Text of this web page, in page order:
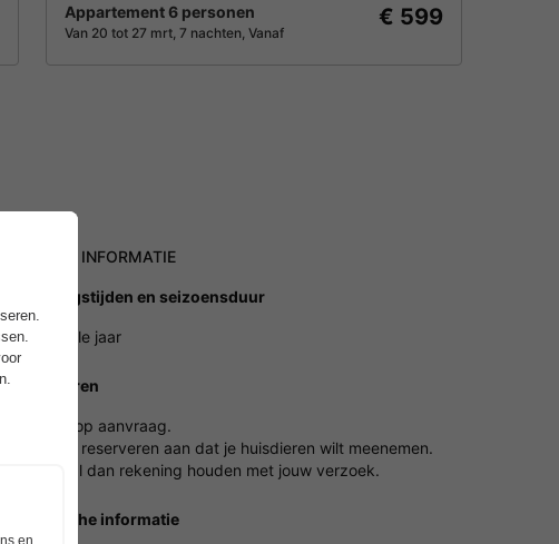
Appartement 6 personen
Van 20 tot 27 mrt, 7 nachten, Vanaf
€ 599
ALGEMENE INFORMATIE
Openingstijden en seizoensduur
Het gehele jaar
Huisdieren
Huisdieren op aanvraag.
Geef bij het reserveren aan dat je huisdieren wilt meenemen.
Het park zal dan rekening houden met jouw verzoek.
Praktische informatie